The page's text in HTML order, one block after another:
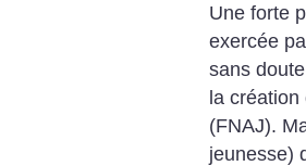
Une forte
exercée
sans
la création
(FNAJ).
jeunesse)